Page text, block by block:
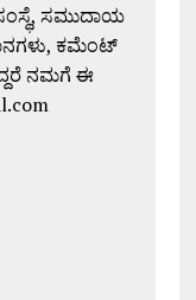
ಸಮುದಾಯ
ಕಮೆಂಟ್
ನಮಗೆ ಈ